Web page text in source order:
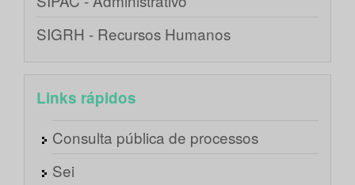
SIGRH - Recursos Humanos
Links rápidos
Consulta pública de processos
Sei